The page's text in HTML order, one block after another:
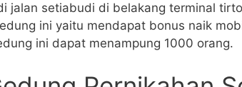
jalan setiabudi di belakang terminal
ini yaitu mendapat bonus naik
ini dapat menampung 1000 orang.